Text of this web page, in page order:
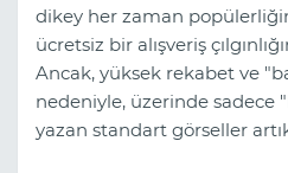
dikey her zaman
ücretsiz bir alışveriş
Ancak, yüksek rekabet ve
nedeniyle, üzerinde sadece
yazan standart görseller